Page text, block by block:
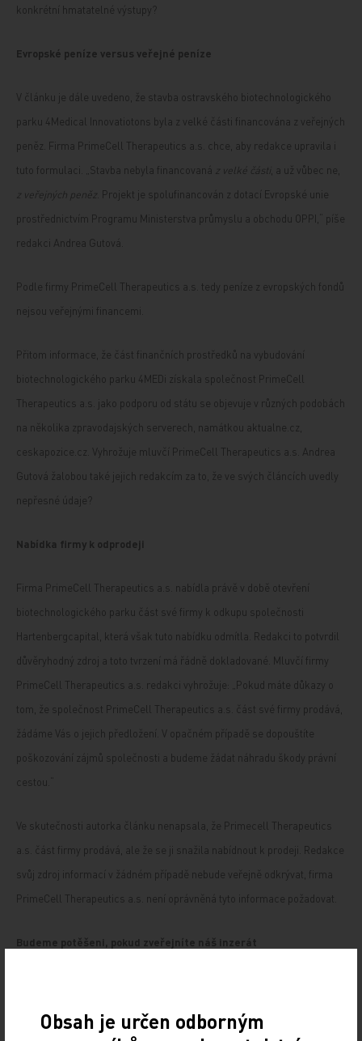
konkrétní hmatatelné výstupy?
Evropské peníze versus veřejné peníze
V článku je dále uvedeno, že stavba ostravského biotechnologického
parku 4Medical Innovatiotons byla z velké části financována z veřejných
peněz. Firma PrimeCell Therapeutics a.s. chce, aby redakce upravila i
tuto formulaci. „Stavba nebyla financovaná
z velké části , a už vůbec ne,
z veřejných peněz
. Projekt je spolufinancován z dotací Evropské unie
prostřednictvím Programu Ministerstva průmyslu a obchodu OPPI,“ píše
redakci Andrea Gutová.
Podle firmy PrimeCell Therapeutics a.s. tedy peníze z evropských fondů
nejsou veřejnými financemi.
Přitom informace, že část finančních prostředků na vybudování
biotechnologického parku 4MEDi získala společnost PrimeCell
Therapeutics a.s. jako podporu od státu se objevuje v různých podobách
na několika zpravodajských serverech, namátkou aktualne.cz,
ceskapozice.cz. Vyhrožuje mluvčí PrimeCell Therapeutics a.s. Andrea
Gutová žalobou také jejich redakcím za to, že ve svých článcích uvedly
nepřesné údaje?
Nabídka firmy k odprodeji
Firma PrimeCell Therapeutics a.s. nabídla právě v době otevření
biotechnologického parku část své firmy k odkupu společnosti
Hartenbergcapital, která však tuto nabídku odmítla. Redakci to potvrdil
důvěryhodný zdroj a toto tvrzení má řádně dokladované. Mluvčí firmy
PrimeCell Therapeutics a.s. redakci vyhrožuje: „Pokud máte důkazy o
tom, že společnost PrimeCell Therapeutics a.s. část své firmy prodává,
žádáme Vás o jejich předložení. V opačném případě se dopouštíte
poškozování zájmů společnosti a budeme žádat náhradu škody právní
cestou.“
Ve skutečnosti autorka článku nenapsala, že Primecell Therapeutics
a.s. část firmy prodává, ale že se ji snažila nabídnout k prodeji. Redakce
svůj zdroj informací v žádném případě nebude veřejně odkrývat, firma
PrimeCell Therapeutics a.s. není oprávněná tyto informace požadovat.
Budeme potěšeni, pokud zveřejníte náš inzerát
PrimeCell Therapeutics a.s. „Biotechnologický park 4Medical
Obsah je určen odborným